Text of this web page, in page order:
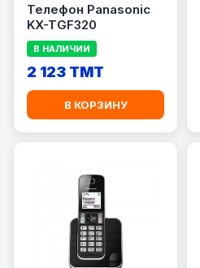
Телефон Panasonic
KX-TGF320
В НАЛИЧИИ
2 123 TMT
В КОРЗИНУ